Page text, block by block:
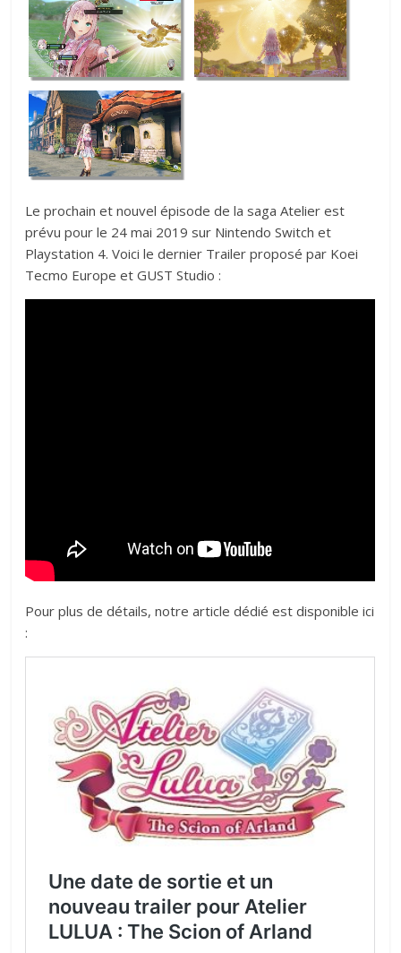
Le prochain et nouvel épisode de la saga Atelier est
prévu pour le 24 mai 2019 sur Nintendo Switch et
Playstation 4. Voici le dernier Trailer proposé par Koei
Tecmo Europe et GUST Studio :
Pour plus de détails, notre article dédié est disponible ici
: